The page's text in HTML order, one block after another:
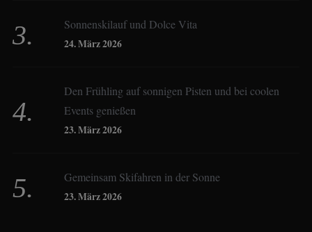
Derk Hoberg
Dominique Schroller
Sonnenskilauf und Dolce Vita
24. März 2026
Den Frühling auf sonnigen Pisten und bei coolen
Events genießen
23. März 2026
Gemeinsam Skifahren in der Sonne
23. März 2026